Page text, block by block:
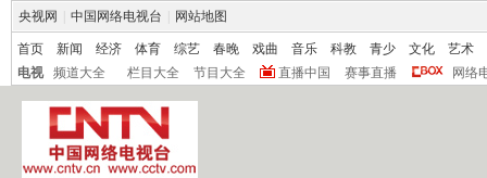
央视网 中国网络电视台 网站地图
首页 新闻 经济 体育 综艺 春晚 戏曲 音乐 科教 青少 文化
艺术
电视
频道大全 栏目大全 节目大全 直播中国 赛事直播 网络